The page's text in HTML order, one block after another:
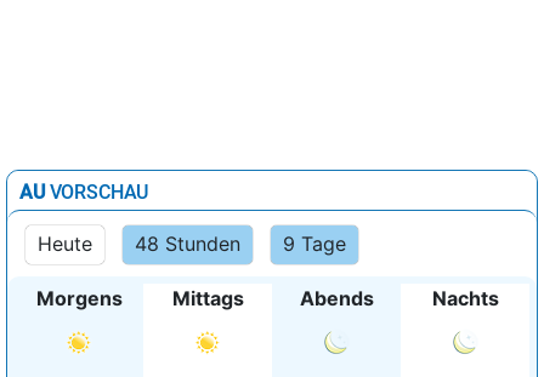
AUVORSCHAU
Heute 48 Stunden 9 Tage
Morgens Mittags Abends Nachts